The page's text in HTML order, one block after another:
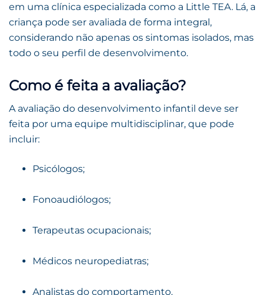
em uma clínica especializada como a Little TEA. Lá, a
criança pode ser avaliada de forma integral,
considerando não apenas os sintomas isolados, mas
todo o seu perfil de desenvolvimento.
Como é feita a avaliação?
A avaliação do desenvolvimento infantil deve ser
feita por uma equipe multidisciplinar, que pode
incluir:
Psicólogos;
Fonoaudiólogos;
Terapeutas ocupacionais;
Médicos neuropediatras;
Analistas do comportamento.